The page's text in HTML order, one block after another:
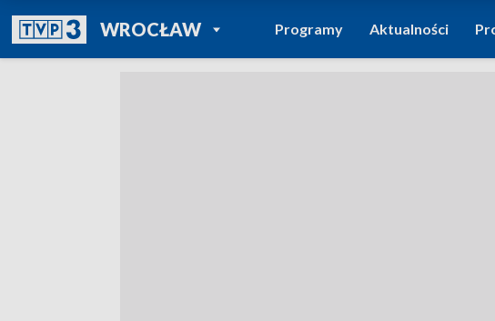
WROCŁAWPOWRÓT DO
TVP REGIONY
Programy Aktualności